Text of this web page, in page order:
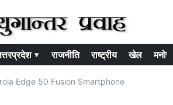
▾ राजनीति राष्ट्रीय खेल
Edge 50 Fusion Smartphone